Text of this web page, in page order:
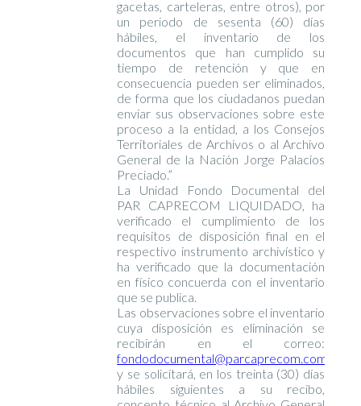
gacetas, carteleras, entre otros), por
un periodo de sesenta (60) días
hábiles, el inventario de los
documentos que han cumplido su
tiempo de retención y que en
consecuencia pueden ser eliminados,
de forma que los ciudadanos puedan
enviar sus observaciones sobre este
proceso a la entidad, a los Consejos
Territoriales de Archivos o al Archivo
General de la Nación Jorge Palacios
Preciado.”
La Unidad Fondo Documental del
PAR CAPRECOM LIQUIDADO, ha
verificado el cumplimiento de los
requisitos de disposición final en el
respectivo instrumento archivístico y
ha verificado que la documentación
en físico concuerda con el inventario
que se publica.
Las observaciones sobre el inventario
cuya disposición es eliminación se
recibirán en el correo:
fondodocumental@parcaprecom.com.co
y se solicitará, en los treinta (30) días
hábiles siguientes a su recibo,